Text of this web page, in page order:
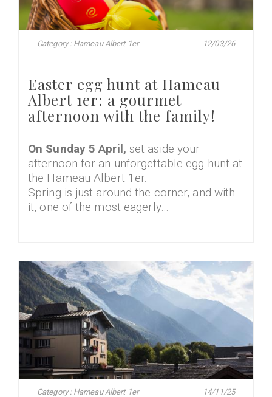
Category : Hameau Albert 1er 12/03/26
Easter egg hunt at Hameau
Albert 1er: a gourmet
afternoon with the family!
On Sunday 5 April, set aside your
afternoon for an unforgettable egg hunt at
the Hameau Albert 1er.
Spring is just around the corner, and with
it, one of the most eagerly…
Category : Hameau Albert 1er 14/11/25